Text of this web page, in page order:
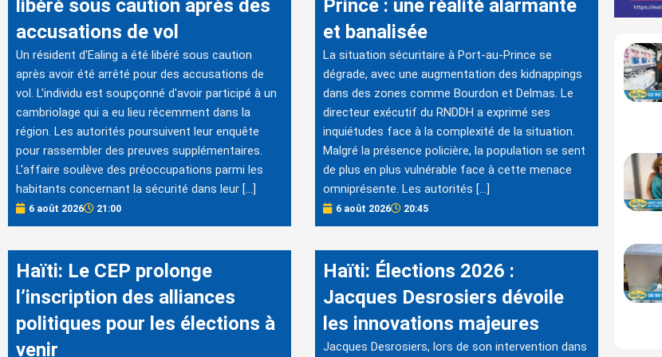
libéré sous caution après des
accusations de vol
Un résident d'Ealing a été libéré sous caution
après avoir été arrêté pour des accusations de
vol. L'individu est soupçonné d'avoir participé à un
cambriolage qui a eu lieu récemment dans la
région. Les autorités poursuivent leur enquête
pour rassembler des preuves supplémentaires.
L'affaire soulève des préoccupations parmi les
habitants concernant la sécurité dans leur […]
6 août 2026 21:00
Prince : une réalité alarmante
et banalisée
La situation sécuritaire à Port-au-Prince se
dégrade, avec une augmentation des kidnappings
dans des zones comme Bourdon et Delmas. Le
directeur exécutif du RNDDH a exprimé ses
inquiétudes face à la complexité de la situation.
Malgré la présence policière, la population se sent
de plus en plus vulnérable face à cette menace
omniprésente. Les autorités […]
6 août 2026 20:45
Haïti: Le CEP prolonge
l’inscription des alliances
politiques pour les élections à
venir
Haïti: Élections 2026 :
Jacques Desrosiers dévoile
les innovations majeures
Jacques Desrosiers, lors de son intervention dans